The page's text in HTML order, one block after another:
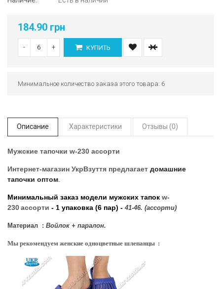
184.90 грн
- + КУПИТЬ
Минимальное количество заказа этого товара: 6
Описание Характеристики Отзывы (0)
Мужские тапочки w-230 ассорти
Интернет-магазин УкрВзуття предлагает домашние
тапочки оптом
Минимальный заказ модели мужских тапок w-
230ассорти - 1 упаковка (6 пар) - 41-46. (ассорти)
Материал : Войлок + паралон.
Мы рекомендуем женские одноцветные шлепанцы :